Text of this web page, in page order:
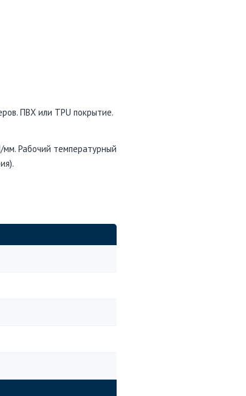
ПВХ или TPU покрытие.
Рабочий температурный